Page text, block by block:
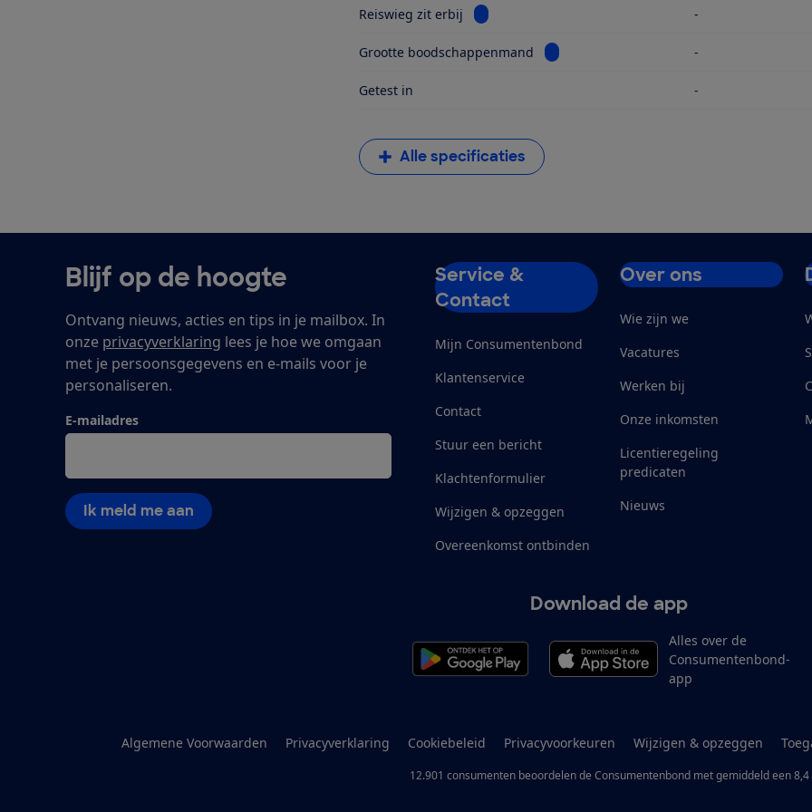
Reiswieg zit erbij Bekijk informatie voor Reiswieg zit erbij
-
Grootte boodschappenmand Bekijk informatie voor Grootte
-
Getest in -
Alle specificaties
Blijf op de hoogte
Ontvang nieuws, acties en tips in je mailbox. In
onze privacyverklaring lees je hoe we omgaan
met je persoonsgegevens en e-mails voor je
personaliseren.
E-mailadres
Ik meld me aan
Service &
Contact
Mijn Consumentenbond
Klantenservice
Contact
Stuur een bericht
Klachtenformulier
Wijzigen & opzeggen
Overeenkomst ontbinden
Over ons
Wie zijn we
Vacatures
Werken bij
Onze inkomsten
Licentieregeling
predicaten
Nieuws
Download de app
Alles over de
Consumentenbond-
app
Algemene Voorwaarden Privacyverklaring Cookiebeleid Privacyvoorkeuren Wijzigen & opzeggen
12.901 consumenten beoordelen de Consumentenbondmet gemiddeld een 8,4